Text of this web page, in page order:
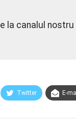
la canalul nostru
Twitter E-